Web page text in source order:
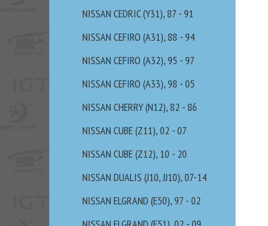
NISSAN CEDRIC (Y31), 87 - 91
NISSAN CEFIRO (A31), 88 - 94
NISSAN CEFIRO (A32), 95 - 97
NISSAN CEFIRO (A33), 98 - 05
NISSAN CHERRY (N12), 82 - 86
NISSAN CUBE (Z11), 02 - 07
NISSAN CUBE (Z12), 10 - 20
NISSAN DUALIS (J10, JJ10), 07-14
NISSAN ELGRAND (E50), 97 - 02